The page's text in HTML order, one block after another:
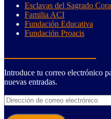
Esclavas del Sagrado
Familia ACI
Fundación Educativa
Fundación Proacis
Introduce tu correo electrónico
nuevas entradas.
Dirección
de
correo